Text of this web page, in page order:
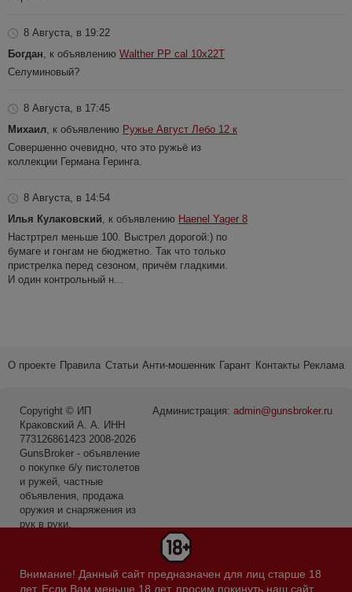
8 Августа, в 19:22
Богдан, к объявлению Walther PP cal 10x22T
Селуминовый?
8 Августа, в 17:45
Михаил, к объявлению Ружье Август Лебо 12 к
Совершенно очевидно, что это ружьё из
коллекции Германа Геринга.
8 Августа, в 14:54
Илья Кулаковский, к объявлению Haenel Yager 8
Настртрел меньше 100. Выстрел дорогой:) по
бумаге и гонгам не бюджетно. Так что только
пристрелка перед сезоном, причём гладкими.
И один контрольный н...
Внимание! Данный сайт предназначен для лиц старше 18
лет. Если Вам меньше 18 лет, просим покинуть наш сайт.
О проекте Правила Статьи Анти-мошенник Гарант Контакты Реклама
Администрация: admin@gunsbroker.ru
Copyright © ИП
Краковский А. А. ИНН
773126861423 2008-2026
GunsBroker - объявление
о покупке б/у пистолетов
и ружей, частные
объявления, продажа
оружия и снаряжения из
рук в руки.
и рыбалка по данным